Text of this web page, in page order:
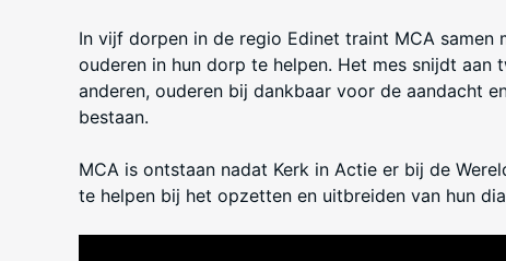
In vijf dorpen in de regio Edinet traint MCA
ouderen in hun dorp te helpen. Het mes snijdt
anderen, ouderen bij dankbaar voor de aandacht
bestaan.
MCA is ontstaan nadat Kerk in Actie er bij de
te helpen bij het opzetten en uitbreiden van hun